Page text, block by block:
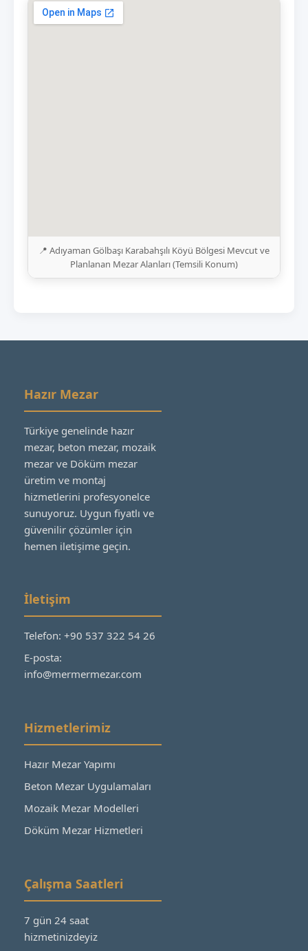
📍 Adıyaman Gölbaşı Karabahşılı Köyü Bölgesi Mevcut ve
Planlanan Mezar Alanları (Temsili Konum)
Hazır Mezar
Türkiye genelinde hazır
mezar, beton mezar, mozaik
mezar ve Döküm mezar
üretim ve montaj
hizmetlerini profesyonelce
sunuyoruz. Uygun fiyatlı ve
güvenilir çözümler için
hemen iletişime geçin.
İletişim
Telefon: +90 537 322 54 26
E-posta:
info@mermermezar.com
Hizmetlerimiz
Hazır Mezar Yapımı
Beton Mezar Uygulamaları
Mozaik Mezar Modelleri
Döküm Mezar Hizmetleri
Çalışma Saatleri
7 gün 24 saat
hizmetinizdeyiz